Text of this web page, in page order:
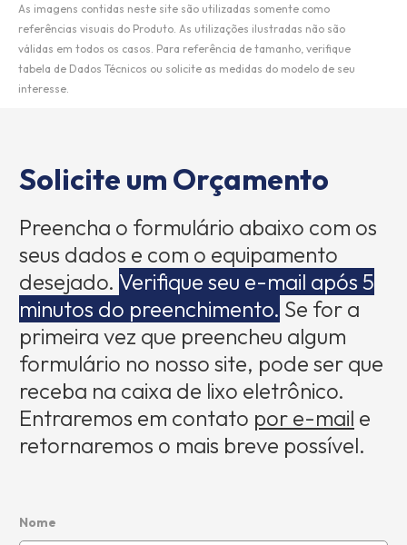
As imagens contidas neste site são utilizadas somente como
referências visuais do Produto. As utilizações ilustradas não são
válidas em todos os casos. Para referência de tamanho, verifique
tabela de Dados Técnicos ou solicite as medidas do modelo de seu
interesse.
Solicite um Orçamento
Preencha o formulário abaixo com os
seus dados e com o equipamento
desejado. Verifique seu e-mail após 5
minutos do preenchimento. Se for a
primeira vez que preencheu algum
formulário no nosso site, pode ser que
receba na caixa de lixo eletrônico.
Entraremos em contato por e-mail e
retornaremos o mais breve possível.
Nome